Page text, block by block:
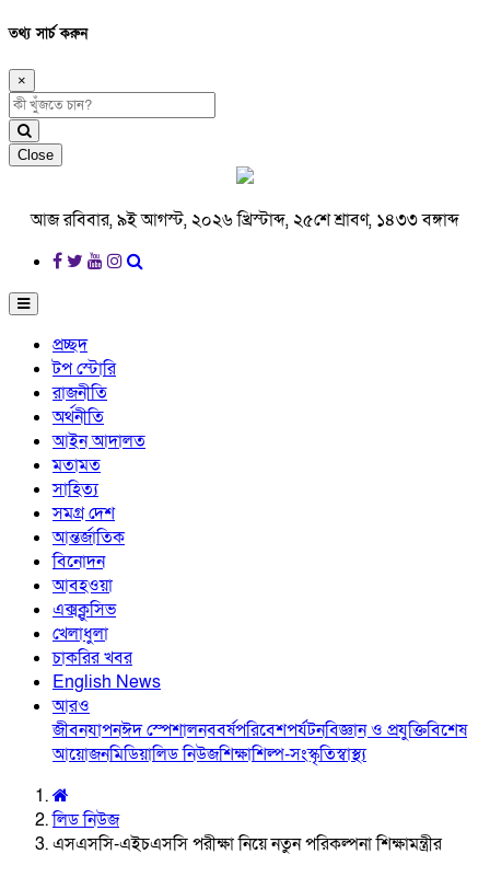
তথ্য সার্চ করুন
×
Close
আজ রবিবার, ৯ই আগস্ট, ২০২৬ খ্রিস্টাব্দ, ২৫শে শ্রাবণ, ১৪৩৩ বঙ্গাব্দ
প্রচ্ছদ
টপ স্টোরি
রাজনীতি
অর্থনীতি
আইন আদালত
মতামত
সাহিত্য
সমগ্র দেশ
আন্তর্জাতিক
বিনোদন
আবহওয়া
এক্সক্লুসিভ
খেলাধুলা
চাকরির খবর
English News
আরও
জীবনযাপনঈদ স্পেশালনববর্ষপরিবেশপর্যটনবিজ্ঞান ও প্রযুক্তিবিশেষ
আয়োজনমিডিয়ালিড নিউজশিক্ষাশিল্প-সংস্কৃতিস্বাস্থ্য
লিড নিউজ
এসএসসি-এইচএসসি পরীক্ষা নিয়ে নতুন পরিকল্পনা শিক্ষামন্ত্রীর